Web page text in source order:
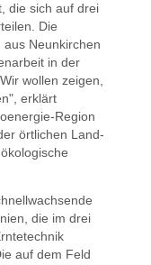
die sich auf drei
Die
aus Neunkirchen
in der
wollen zeigen,
erklärt
Region
örtlichen Land-
die im drei
auf dem Feld